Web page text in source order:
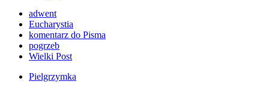
adwent
Eucharystia
komentarz do Pisma
pogrzeb
Wielki Post
Pielgrzymka